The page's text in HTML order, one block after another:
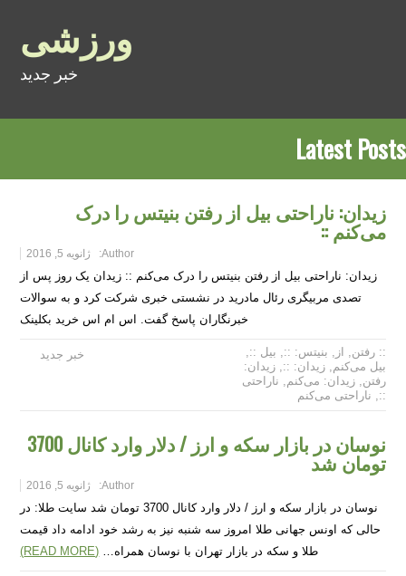
ورزشی
خبر جدید
Latest Posts
زیدان: ناراحتی بیل از رفتن بنیتس را درک
می‌کنم ::
Author: ژانویه 5, 2016
زیدان: ناراحتی بیل از رفتن بنیتس را درک می‌کنم :: زیدان یک روز پس از
تصدی مربیگری رئال مادرید در نشستی خبری شرکت کرد و به سوالات
خبرنگاران پاسخ گفت. اس ام اس خرید بکلینک
خبر جدید :: رفتن, از , بنیتس: ::, بیل ::,
بیل می‌کنم,زیدان: ::,زیدان:
رفتن,زیدان: می‌کنم, ناراحتی
::
, ناراحتی می‌کنم
نوسان در بازار سکه و ارز / دلار وارد کانال 3700
تومان شد
Author: ژانویه 5, 2016
نوسان در بازار سکه و ارز / دلار وارد کانال 3700 تومان شد سایت طلا: در
حالی که اونس جهانی طلا امروز سه شنبه نیز به رشد خود ادامه داد قیمت
طلا و سکه در بازار تهران با نوسان همراه… (READ MORE)